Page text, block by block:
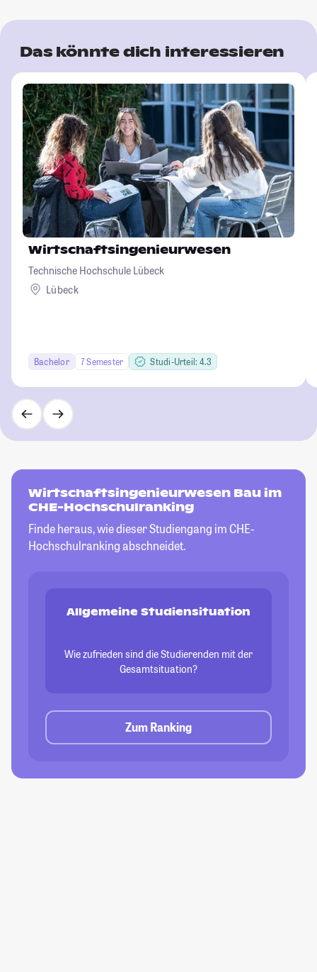
Das könnte dich interessieren
Wirtschaftsingenieurwesen
Technische Hochschule Lübeck
Lübeck
Bachelor 7 Semester Studi-Urteil: 4.3
Wirtschaftsingenieurwesen Bau im
CHE-Hochschulranking
Finde heraus, wie dieser Studiengang im CHE-
Hochschulranking abschneidet.
Allgemeine Studiensituation
Wie zufrieden sind die Studierenden mit der
Gesamtsituation?
Zum Ranking